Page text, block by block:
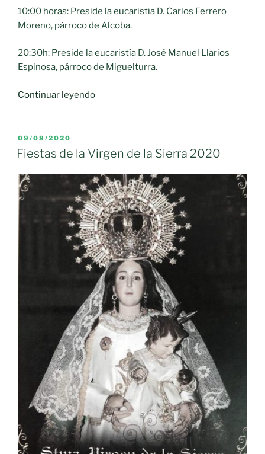
10:00 horas: Preside la eucaristía D. Carlos Ferrero
Moreno, párroco de Alcoba.
20:30h: Preside la eucaristía D. José Manuel Llarios
Espinosa, párroco de Miguelturra.
Continuar leyendo«Actos
a
Virgen
de
la
Sierra,
patrona
de
Moral
de
Calatrava.»
PUBLICADO
EL
09/08/2020
Fiestas de la Virgen de la Sierra 2020